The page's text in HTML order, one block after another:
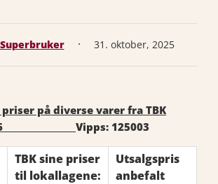
· 31. oktober, 2025
på diverse varer fra TBK
2026 Vipps: 125003
TBK sine priser
til lokallagene:
Utsalgspris
anbefalt